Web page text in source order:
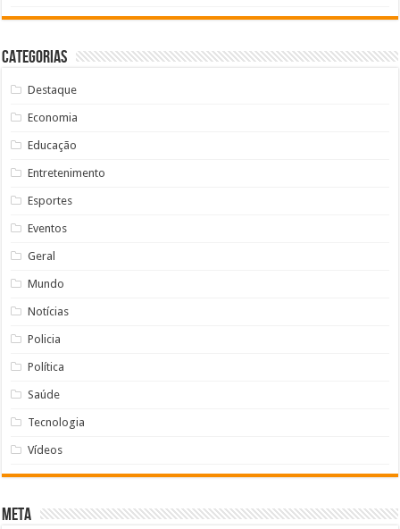
Categorias
Destaque
Economia
Educação
Entretenimento
Esportes
Eventos
Geral
Mundo
Notícias
Policia
Política
Saúde
Tecnologia
Vídeos
Meta